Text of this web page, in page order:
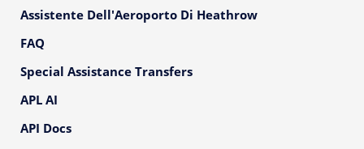
Assistente Dell'Aeroporto Di Heathrow
FAQ
Special Assistance Transfers
APL AI
API Docs